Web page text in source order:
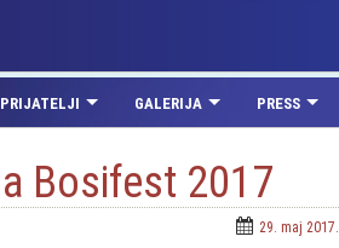
PRIJATELJI GALERIJA PRESS
Bosifest 2017
29. maj 2017.